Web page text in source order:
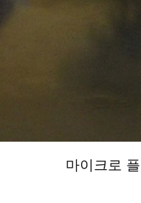
마이크로